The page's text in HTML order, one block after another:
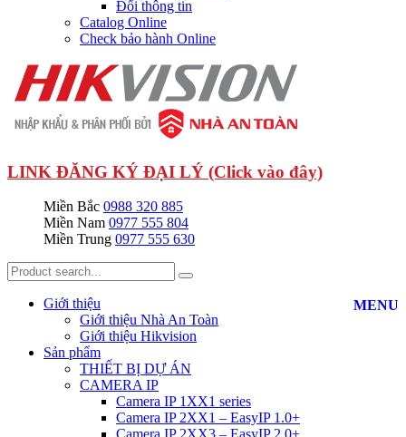
Đổi thông tin
Catalog Online
Check bảo hành Online
LINK ĐĂNG KÝ ĐẠI LÝ (Click vào đây)
Miền Bắc 0988 320 885
Miền Nam 0977 555 804
Miền Trung 0977 555 630
MENU
Giới thiệu
Giới thiệu Nhà An Toàn
Giới thiệu Hikvision
Sản phẩm
THIẾT BỊ DỰ ÁN
CAMERA IP
Camera IP 1XX1 series
Camera IP 2XX1 – EasyIP 1.0+